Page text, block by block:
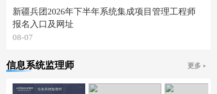
新疆兵团2026年下半年系统集成项目管理工程师
报名入口及网址
08-07
信息系统监理师 更多